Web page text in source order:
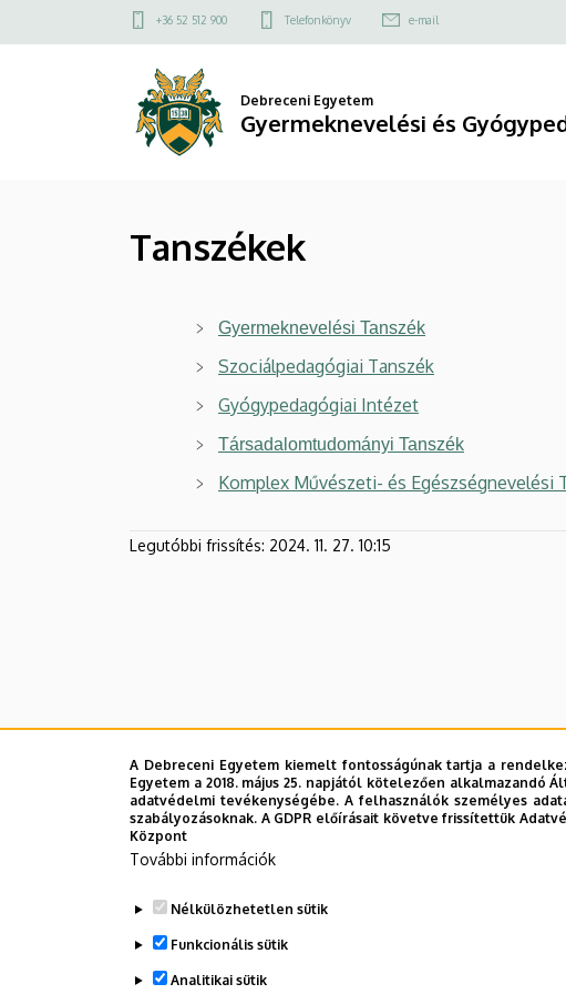
Tanszékek
Gyermeknevelési
a
Felső
menü
+36 52 512 900 Telefonkönyv e-mail
Debreceni Egyetem
Gyermeknevelési és
Tanszékek
Gyermeknevelési Tanszék
Szociálpedagógiai Tanszék
Gyógypedagógiai Intézet
Társadalomtudományi Tanszék
Komplex Művészeti- és Egészségnevelési
Legutóbbi frissítés: 2024. 11. 27. 10:15
A Debreceni Egyetem kiemelt fontosságúnak tartja a
Egyetem a 2018. május 25. napjától kötelezően
adatvédelmi tevékenységébe. A felhasználók személyes
szabályozásoknak. A GDPR előírásait követve frissítettük
Központ
További információk
Nélkülözhetetlen sütik
Funkcionális sütik
Analitikai sütik